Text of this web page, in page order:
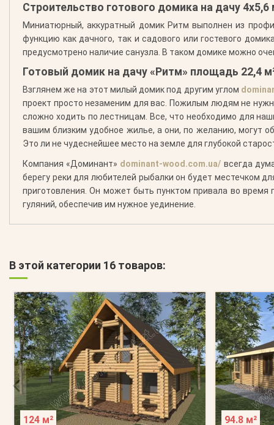
Строительство готового домика на дачу 4х5,6
Миниатюрный, аккуратный домик Ритм выполнен из
функцию как дачного, так и садового или гостевого
предусмотрено наличие санузла. В таком домике можно
Готовый домик на дачу «Ритм» площадь 22,4
Взглянем же на этот милый домик под другим углом
проект просто незаменим для вас. Пожилым людям не
сложно ходить по лестницам. Все, что необходимо для
вашим близким удобное жилье, а они, по желанию, могут
Это ли не чудеснейшее место на земле для глубокой
Компания «Доминант» dominant-wood.com.ua/ всегда
берегу реки для любителей рыбалки он будет местечком
приготовления. Он может быть пунктом привала во
гуляний, обеспечив им нужное уединение.
В этой категории 16 товаров:
124 м² 94.8 м²